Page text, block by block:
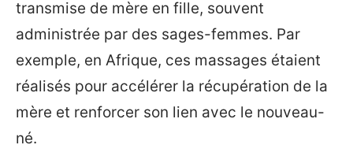
transmise de mère en fille, souvent
administrée par des sages-femmes. Par
exemple, en Afrique, ces massages étaient
réalisés pour accélérer la récupération de la
mère et renforcer son lien avec le nouveau-
né.